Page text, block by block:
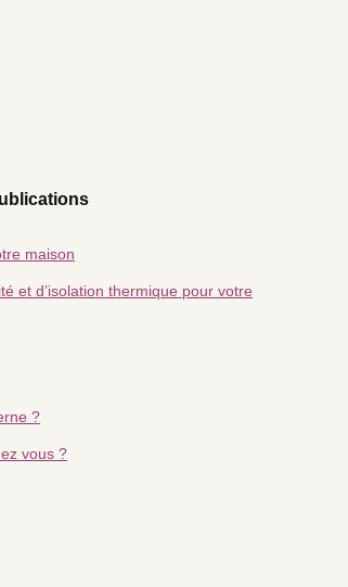
maison
et d’isolation thermique pour votre
?
vous ?